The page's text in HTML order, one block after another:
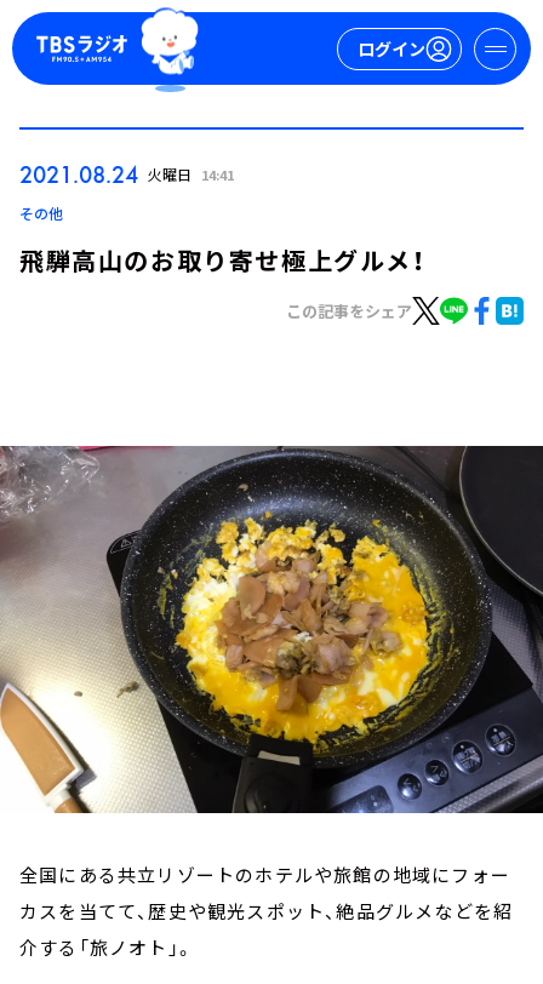
ログイン
今日の番組表
週間番組表
トピックス
TBS Podcast
お知らせ
イベント・グッズ
YouTube
会社情報
2021.08.24 火曜日 14:41
その他
飛騨高山のお取り寄せ極上グルメ！
この記事をシェア
全国にある共立リゾートのホテルや旅館の地域にフォー
カスを当てて、歴史や観光スポット、絶品グルメなどを紹
介する「旅ノオト」。